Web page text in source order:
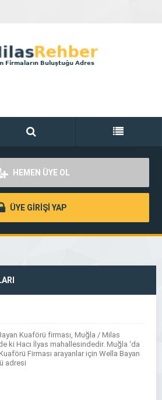
HEMEN ÜYE OL
ÜYE GİRİŞİ YAP
Kuaförü firması, Muğla / Milas
ki Hacı İlyas mahallesindedir. Muğla ‘da
Firması arayanlar için Wella Bayan
adresi